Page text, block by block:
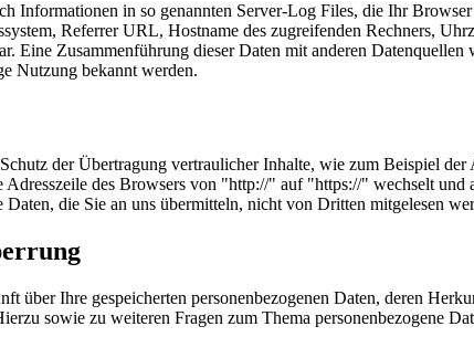
Informationen in so genannten Server-Log Files, die Ihr
Referrer URL, Hostname des zugreifenden Rechners,
Eine Zusammenführung dieser Daten mit anderen
Nutzung bekannt werden.
der Übertragung vertraulicher Inhalte, wie zum Beispiel
Adresszeile des Browsers von "http://" auf "https://" wechselt
die Sie an uns übermitteln, nicht von Dritten mitgelesen
über Ihre gespeicherten personenbezogenen Daten, deren
sowie zu weiteren Fragen zum Thema personenbezogene